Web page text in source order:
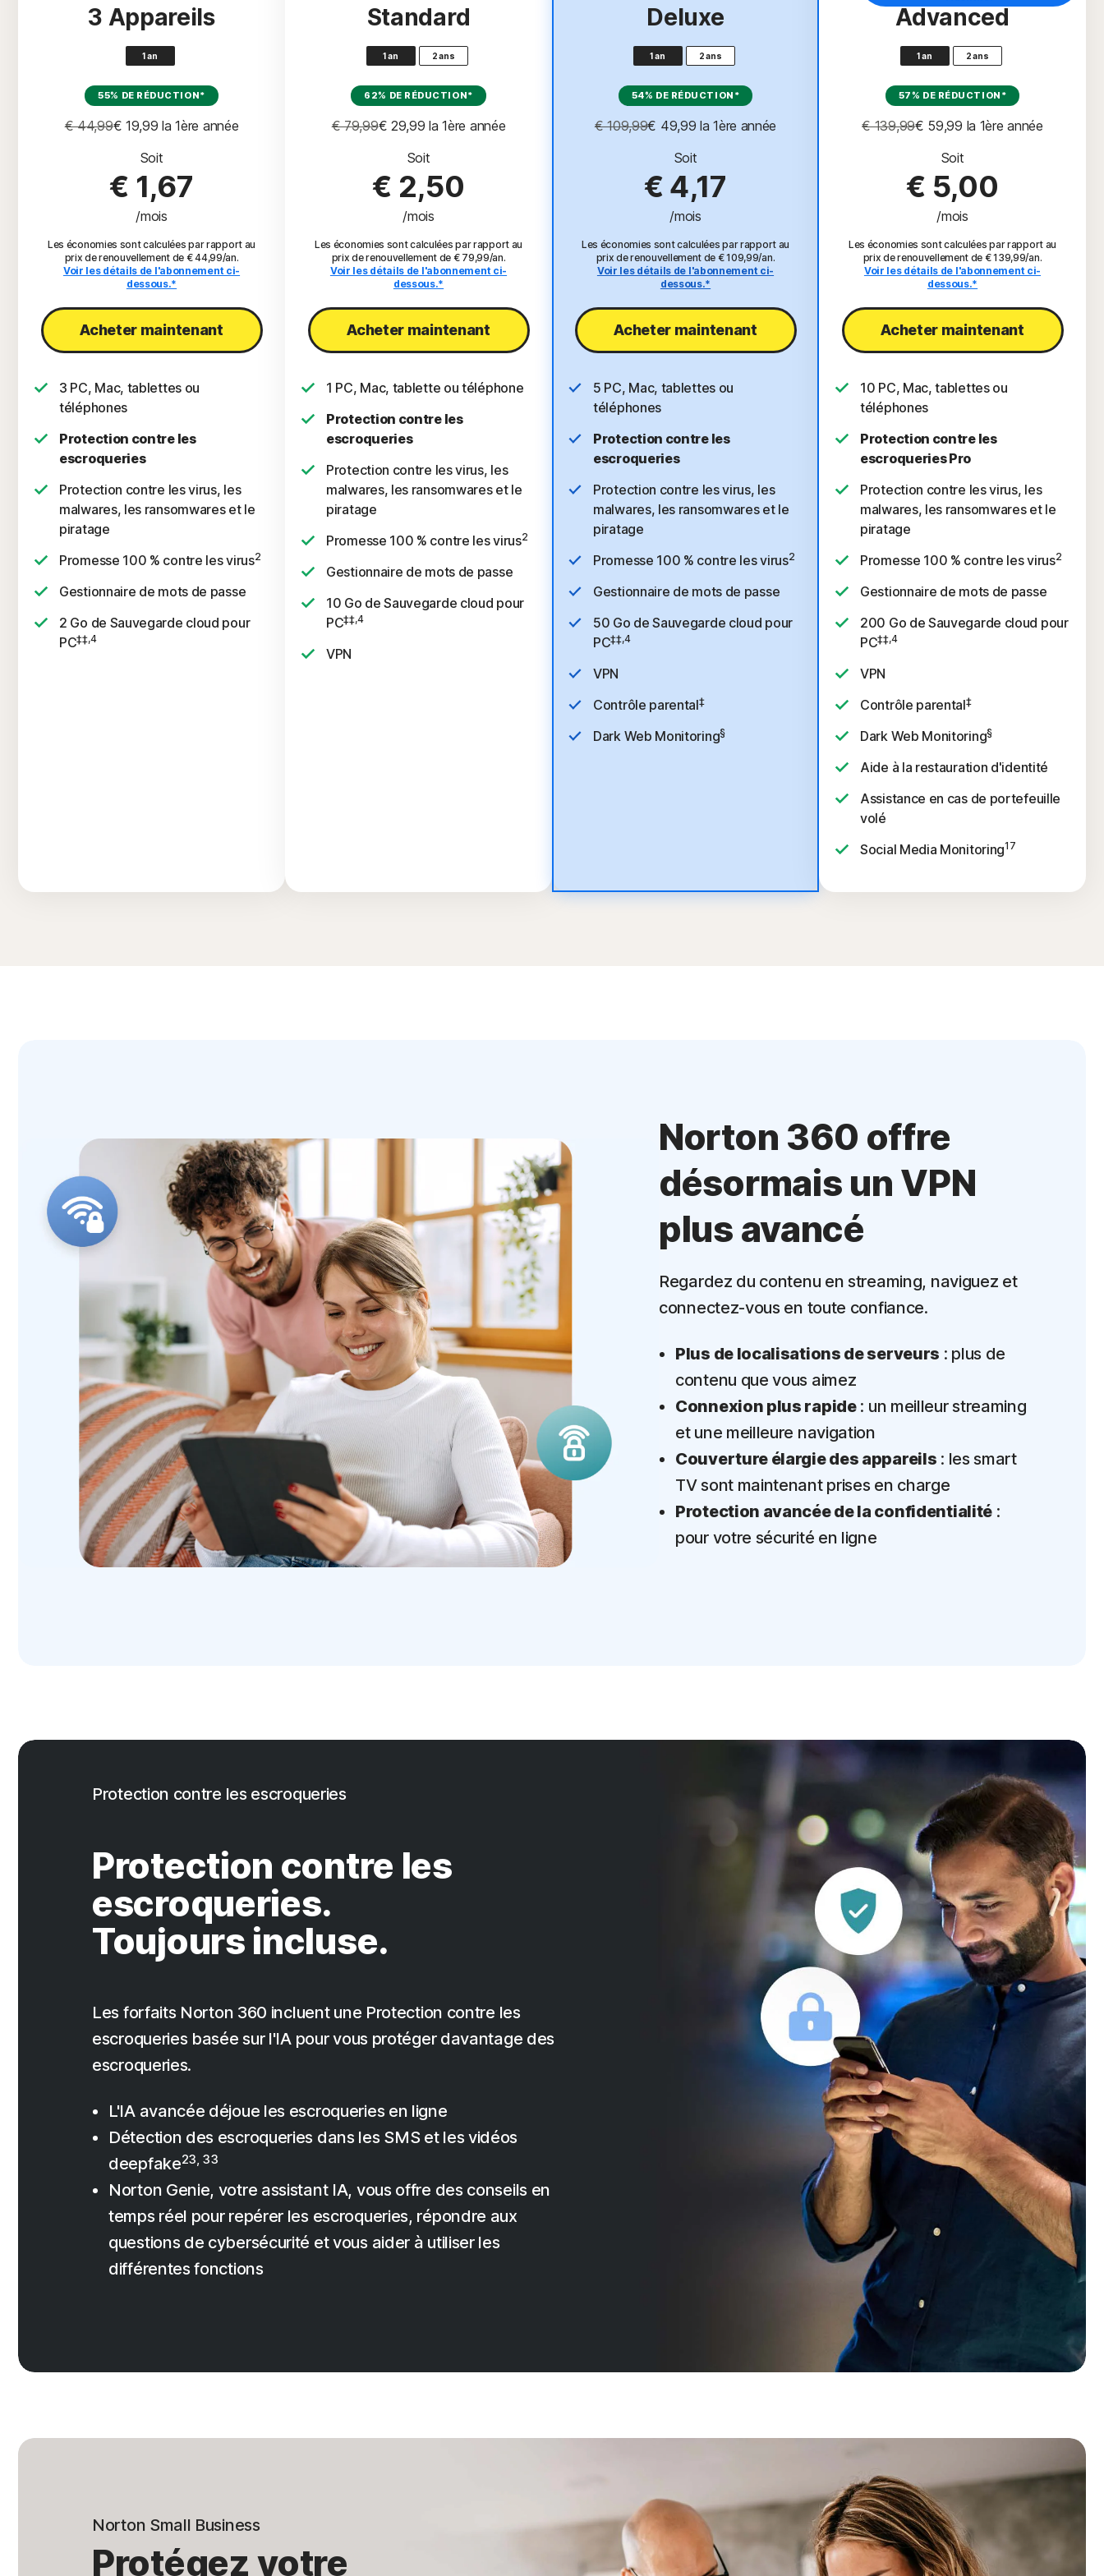
3 Appareils
1 an
55% DE RÉDUCTION*
€ 44,99€ 19,99 la 1ère année
Soit
€ 1,67
/mois
Les économies sont calculées par rapport au
prix de renouvellement de € 44,99/an.
Voir les détails de l'abonnement ci-
dessous.*
Acheter maintenant​
3 PC, Mac, tablettes ou
téléphones
Protection contre les
escroqueries
Protection contre les virus, les
malwares, les ransomwares et le
piratage
Promesse 100 % contre les virus2
Gestionnaire de mots de passe
2 Go de Sauvegarde cloud pour
PC‡‡,4
Standard
1 an 2 ans
62% DE RÉDUCTION*
€ 79,99€ 29,99 la 1ère année
Soit
€ 2,50
/mois
Les économies sont calculées par rapport au
prix de renouvellement de € 79,99/an.
Voir les détails de l'abonnement ci-
dessous.*
Acheter maintenant​
1 PC, Mac, tablette ou téléphone
Protection contre les
escroqueries
Protection contre les virus, les
malwares, les ransomwares et le
piratage
Promesse 100 % contre les virus2
Gestionnaire de mots de passe
10 Go de Sauvegarde cloud pour
PC‡‡,4
VPN
Deluxe
1 an 2 ans
54% DE RÉDUCTION*
€ 109,99€ 49,99 la 1ère année
Soit
€ 4,17
/mois
Les économies sont calculées par rapport au
prix de renouvellement de € 109,99/an.
Voir les détails de l'abonnement ci-
dessous.*
Acheter maintenant​
5 PC, Mac, tablettes ou
téléphones
Protection contre les
escroqueries
Protection contre les virus, les
malwares, les ransomwares et le
piratage
Promesse 100 % contre les virus2
Gestionnaire de mots de passe
50 Go de Sauvegarde cloud pour
PC‡‡,4
VPN
Contrôle parental‡
Dark Web Monitoring§
Advanced
1 an 2 ans
57% DE RÉDUCTION*
€ 139,99€ 59,99 la 1ère année
Soit
€ 5,00
/mois
Les économies sont calculées par rapport au
prix de renouvellement de € 139,99/an.
Voir les détails de l'abonnement ci-
dessous.*
Acheter maintenant​
10 PC, Mac, tablettes ou
téléphones
Protection contre les
escroqueries Pro
Protection contre les virus, les
malwares, les ransomwares et le
piratage
Promesse 100 % contre les virus2
Gestionnaire de mots de passe
200 Go de Sauvegarde cloud pour
PC‡‡,4
VPN
Contrôle parental‡
Dark Web Monitoring§
Aide à la restauration d'identité
Assistance en cas de portefeuille
volé
Social Media Monitoring17
Norton 360 offre
désormais un VPN
plus avancé
Regardez du contenu en streaming, naviguez et
connectez-vous en toute confiance.
Plus de localisations de serveurs : plus de
contenu que vous aimez
Connexion plus rapide: un meilleur streaming
et une meilleure navigation
Couverture élargie des appareils : les smart
TV sont maintenant prises en charge
Protection avancée de la confidentialité :
pour votre sécurité en ligne
Protection contre les escroqueries
Protection contre les
escroqueries.
Toujours incluse.
Les forfaits Norton 360 incluent une Protection contre les
escroqueries basée sur l'IA pour vous protéger davantage des
escroqueries.
L'IA avancée déjoue les escroqueries en ligne
Détection des escroqueries dans les SMS et les vidéos
deepfake23, 33
Norton Genie, votre assistant IA, vous offre des conseils en
temps réel pour repérer les escroqueries, répondre aux
questions de cybersécurité et vous aider à utiliser les
différentes fonctions
Norton Small Business
Protégez votre